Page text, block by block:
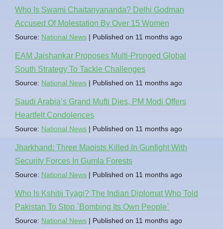
Who Is Swami Chaitanyananda? Delhi Godman
Accused Of Molestation By Over 15 Women
Source: National News Published on 11 months ago
EAM Jaishankar Proposes Multi-Pronged Global
South Strategy To Tackle Challenges
Source: National News Published on 11 months ago
Saudi Arabia’s Grand Mufti Dies, PM Modi Offers
Heartfelt Condolences
Source: National News Published on 11 months ago
Jharkhand: Three Maoists Killed In Gunfight With
Security Forces In Gumla Forests
Source: National News Published on 11 months ago
Who Is Kshitij Tyagi? The Indian Diplomat Who Told
Pakistan To Stop `Bombing Its Own People`
Source: National News Published on 11 months ago